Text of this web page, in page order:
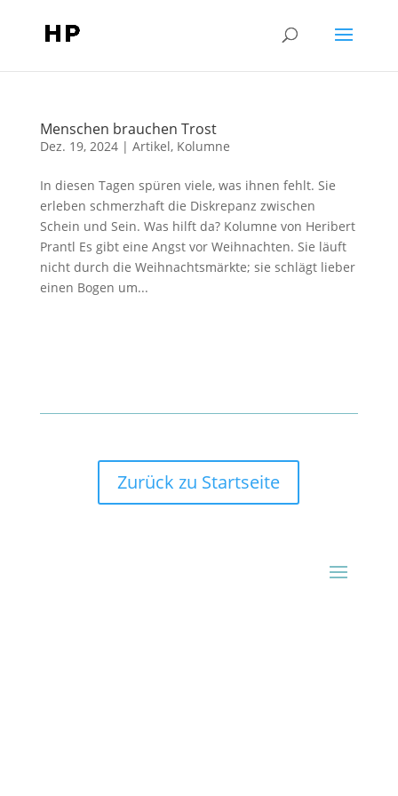
Menschen brauchen Trost
Dez. 19, 2024| Artikel, Kolumne
In diesen Tagen spüren viele, was ihnen fehlt. Sie
erleben schmerzhaft die Diskrepanz zwischen
Schein und Sein. Was hilft da? Kolumne von Heribert
Prantl Es gibt eine Angst vor Weihnachten. Sie läuft
nicht durch die Weihnachtsmärkte; sie schlägt lieber
einen Bogen um...
Zurück zu Startseite